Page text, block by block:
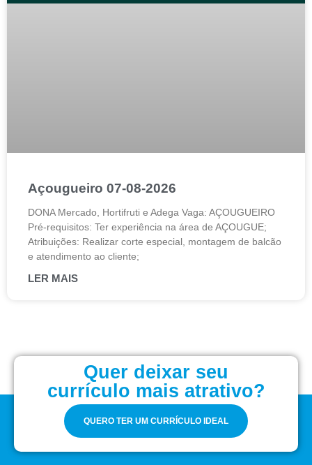
Açougueiro 07-08-2026
DONA Mercado, Hortifruti e Adega Vaga: AÇOUGUEIRO
Pré-requisitos: Ter experiência na área de AÇOUGUE;
Atribuições: Realizar corte especial, montagem de balcão
e atendimento ao cliente;
LER MAIS
Quer deixar seu
currículo mais atrativo?
QUERO TER UM CURRÍCULO IDEAL